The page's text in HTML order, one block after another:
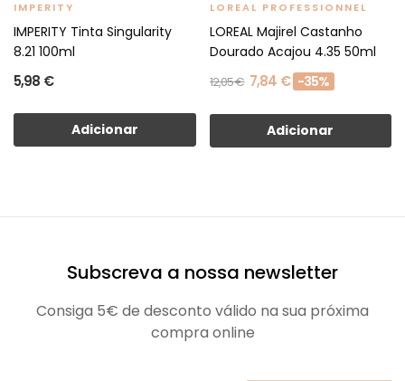
IMPERITY
IMPERITY Tinta Singularity
8.21 100ml
5,98 €
Adicionar
LOREAL PROFESSIONNEL
LOREAL Majirel Castanho
Dourado Acajou 4.35 50ml
12,05 € 7,84 € -35%
Adicionar
Subscreva a nossa newsletter
Consiga 5€ de desconto válido na sua próxima
compra online